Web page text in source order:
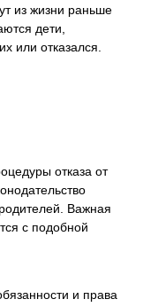
из жизни раньше
дети,
или отказался.
отказа от
Важная
с подобной
и права